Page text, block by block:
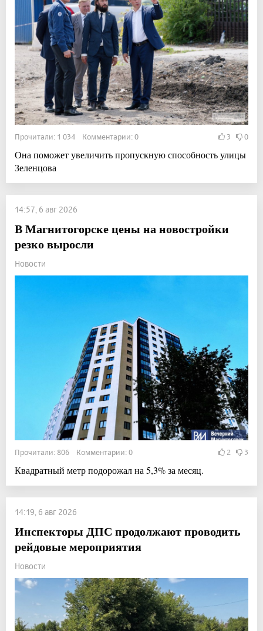
Прочитали: 1 034 Комментарии: 0 3 0
Она поможет увеличить пропускную способность улицы
Зеленцова
14:57, 6 авг 2026
В Магнитогорске цены на новостройки
резко выросли
Новости
Прочитали: 806 Комментарии: 0 2 3
Квадратный метр подорожал на 5,3% за месяц.
14:19, 6 авг 2026
Инспекторы ДПС продолжают проводить
рейдовые мероприятия
Новости